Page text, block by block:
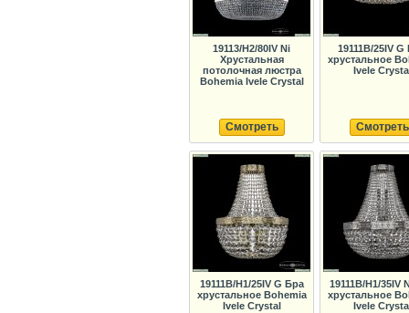
19113/H2/80IV Ni
Хрустальная
потолочная люстра
Bohemia Ivele Crystal
Смотреть
19111B/25IV G
хрустальное
Ivele
Смотреть
19111B/H1/25IV G Бра
хрустальное Bohemia
Ivele Crystal
19111B/H1/35IV
хрустальное
Ivele